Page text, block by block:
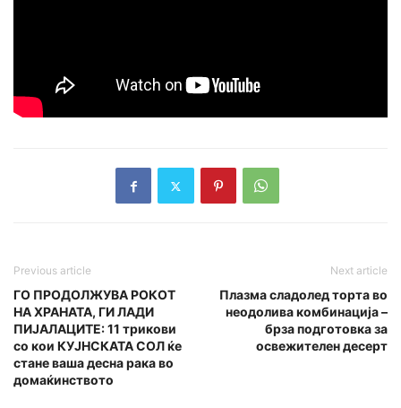
Previous article
ГО ПРОДОЛЖУВА РОКOT
НА ХРАНАТА, ГИ ЛАДИ
ПИЈАЛАЦИТЕ: 11 трикови
со кои КУЈНСКАТА СОЛ ќе
стане ваша десна рака во
домаќинството
Next article
Плазма сладолед торта во
неодолива комбинација –
брза подготовка за
освежителен десерт